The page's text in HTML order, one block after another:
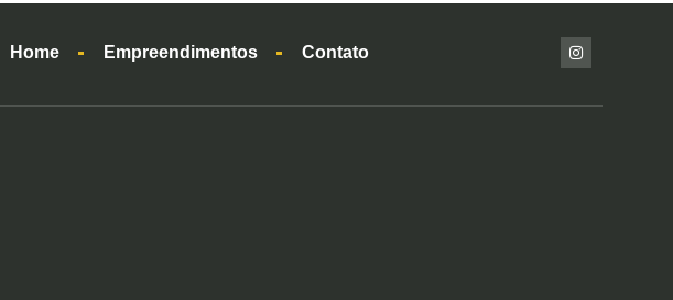
Home Empreendimentos Contato